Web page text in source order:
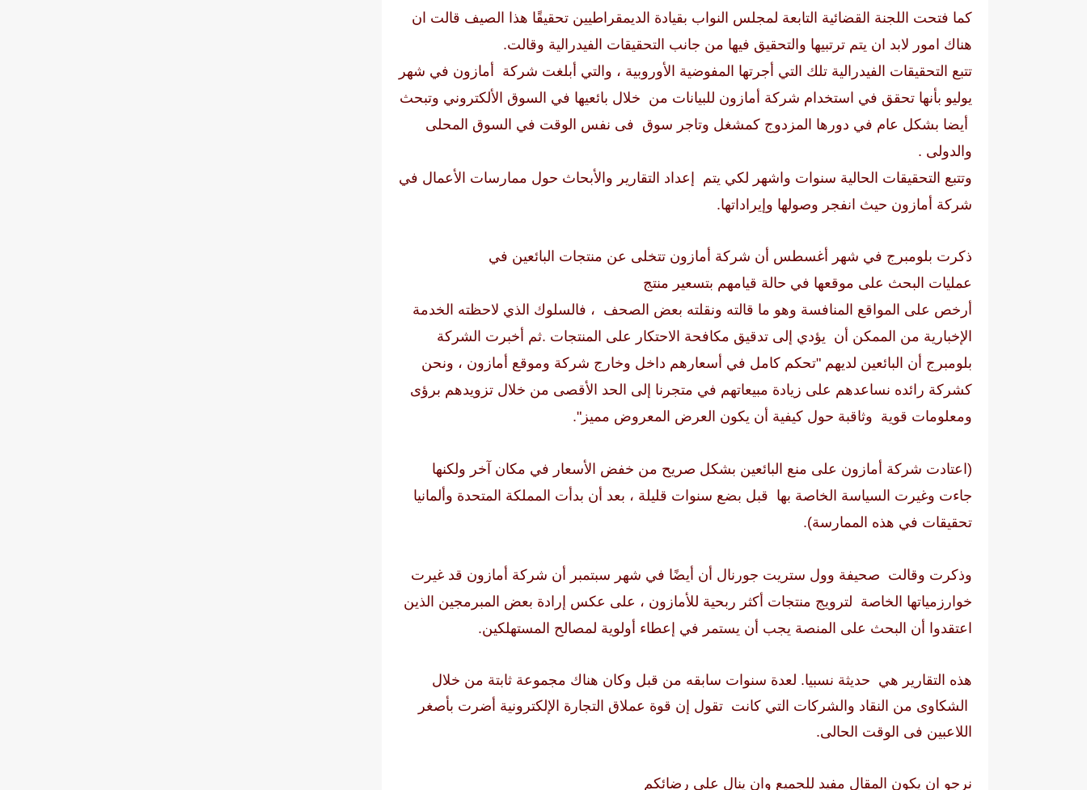
كما فتحت اللجنة القضائية التابعة لمجلس النواب بقيادة الديمقراطيين تحقيقًا هذا الصيف قالت ان
هناك امور لابد ان يتم ترتبيها والتحقيق فيها من جانب التحقيقات الفيدرالية وقالت.
تتبع التحقيقات الفيدرالية تلك التي أجرتها المفوضية الأوروبية ، والتي أبلغت شركة أمازون في شهر
يوليو بأنها تحقق في استخدام شركة أمازون للبيانات من خلال بائعيها في السوق الألكتروني وتبحث
أيضا بشكل عام في دورها المزدوج كمشغل وتاجر سوق فى نفس الوقت في السوق المحلى
والدولى .
وتتبع التحقيقات الحالية سنوات واشهر لكي يتم إعداد التقارير والأبحاث حول ممارسات الأعمال في
شركة أمازون حيث انفجر وصولها وإيراداتها.
ذكرت بلومبرج في شهر أغسطس أن شركة أمازون تتخلى عن منتجات البائعين في
عمليات البحث على موقعها في حالة قيامهم بتسعير منتج
أرخص على المواقع المنافسة وهو ما قالته ونقلته بعض الصحف ، فالسلوك الذي لاحظته الخدمة
الإخبارية من الممكن أن يؤدي إلى تدقيق مكافحة الاحتكار على المنتجات .ثم أخبرت الشركة
بلومبرج أن البائعين لديهم "تحكم كامل في أسعارهم داخل وخارج شركة وموقع أمازون ، ونحن
كشركة رائده نساعدهم على زيادة مبيعاتهم في متجرنا إلى الحد الأقصى من خلال تزويدهم برؤى
ومعلومات قوية وثاقبة حول كيفية أن يكون العرض المعروض مميز".
(اعتادت شركة أمازون على منع البائعين بشكل صريح من خفض الأسعار في مكان آخر ولكنها
جاءت وغيرت السياسة الخاصة بها قبل بضع سنوات قليلة ، بعد أن بدأت المملكة المتحدة وألمانيا
تحقيقات في هذه الممارسة).
وذكرت وقالت صحيفة وول ستريت جورنال أن أيضًا في شهر سبتمبر أن شركة أمازون قد غيرت
خوارزمياتها الخاصة لترويج منتجات أكثر ربحية للأمازون ، على عكس إرادة بعض المبرمجين الذين
اعتقدوا أن البحث على المنصة يجب أن يستمر في إعطاء أولوية لمصالح المستهلكين.
هذه التقارير هي حديثة نسبيا. لعدة سنوات سابقه من قبل وكان هناك مجموعة ثابتة من خلال
الشكاوى من النقاد والشركات التي كانت تقول إن قوة عملاق التجارة الإلكترونية أضرت بأصغر
اللاعبين فى الوقت الحالى.
نرجو ان يكون المقال مفيد للجميع وان ينال على رضائكم